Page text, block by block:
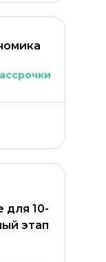
для 10-
этап